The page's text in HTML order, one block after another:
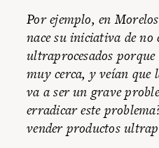
Por ejemplo, en
nace su iniciativa de
ultraprocesados
muy cerca, y veían que
va a ser un grave
erradicar este
vender productos